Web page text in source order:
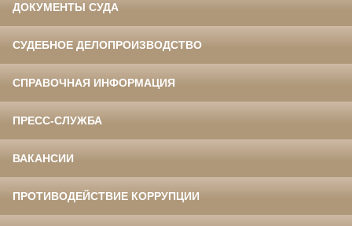
ДОКУМЕНТЫ СУДА
СУДЕБНОЕ ДЕЛОПРОИЗВОДСТВО
СПРАВОЧНАЯ ИНФОРМАЦИЯ
ПРЕСС-СЛУЖБА
ВАКАНСИИ
ПРОТИВОДЕЙСТВИЕ КОРРУПЦИИ